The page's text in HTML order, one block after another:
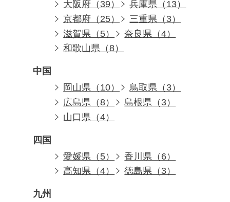
大阪府（39）
兵庫県（13）
京都府（25）
三重県（3）
滋賀県（5）
奈良県（4）
和歌山県（8）
中国
岡山県（10）
鳥取県（3）
広島県（8）
島根県（3）
山口県（4）
四国
愛媛県（5）
香川県（6）
高知県（4）
徳島県（3）
九州